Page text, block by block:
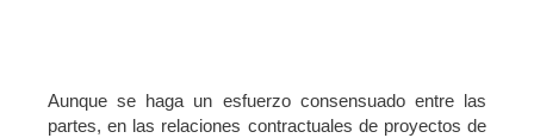
Aunque se haga un esfuerzo consensuado entre las
partes, en las relaciones contractuales de proyectos de